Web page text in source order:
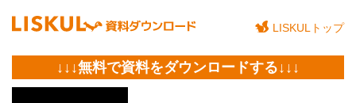
LISKULトップ
↓↓↓無料で資料をダウンロードする↓↓↓